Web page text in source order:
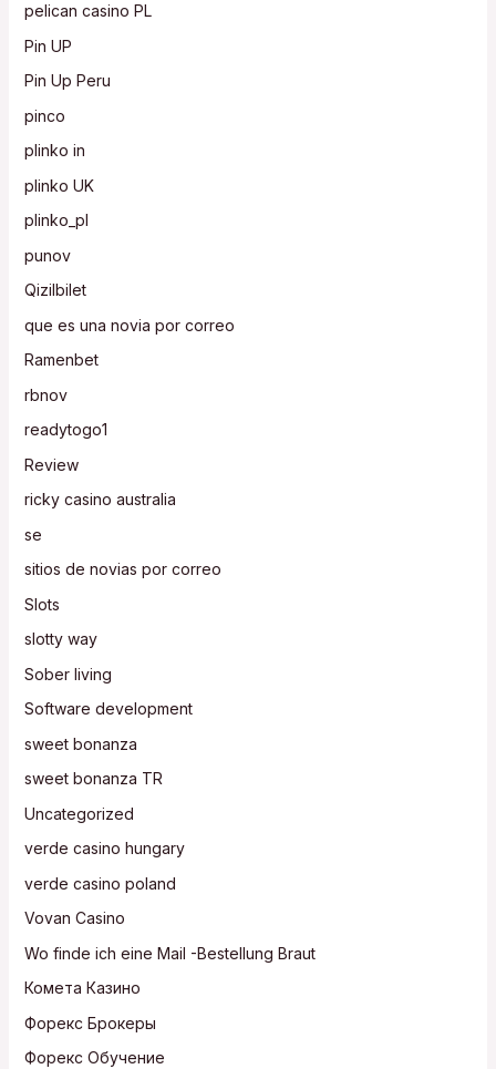
pelican casino PL
Pin UP
Pin Up Peru
pinco
plinko in
plinko UK
plinko_pl
punov
Qizilbilet
que es una novia por correo
Ramenbet
rbnov
readytogo1
Review
ricky casino australia
se
sitios de novias por correo
Slots
slotty way
Sober living
Software development
sweet bonanza
sweet bonanza TR
Uncategorized
verde casino hungary
verde casino poland
Vovan Casino
Wo finde ich eine Mail -Bestellung Braut
Комета Казино
Форекс Брокеры
Форекс Обучение